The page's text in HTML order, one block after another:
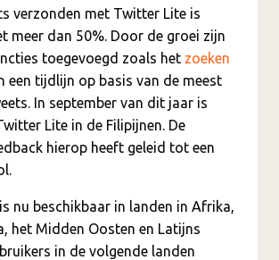
verzonden met Twitter Lite is
meer dan 50%. Door de groei zijn
toegevoegd zoals het zoeken
een tijdlijn op basis van de meest
In september van dit jaar is
Lite in de Filipijnen. De
hierop heeft geleid tot een
nu beschikbaar in landen in Afrika,
het Midden Oosten en Latijns
in de volgende landen